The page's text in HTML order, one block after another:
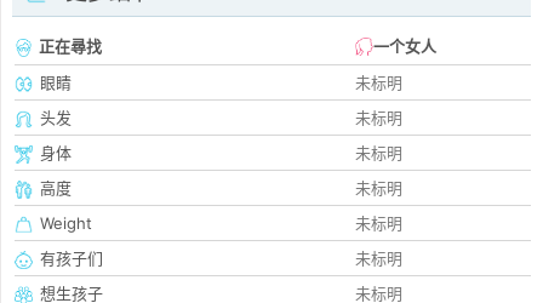
正在尋找
一个女人
眼睛
未标明
头发
未标明
身体
未标明
高度
未标明
Weight
未标明
有孩子们
未标明
想生孩子
未标明